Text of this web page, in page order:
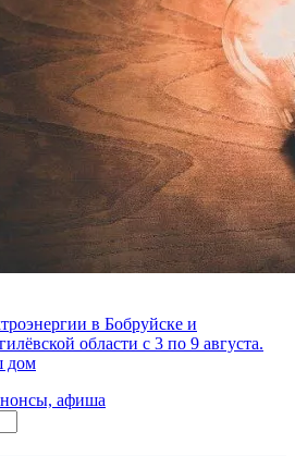
в Бобруйске и
области с 3 по 9 августа.
дом
афиша